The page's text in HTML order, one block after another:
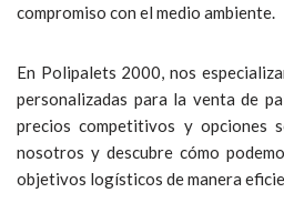
compromiso con el medio ambiente.
En Polipalets 2000, nos
personalizadas para la venta de
precios competitivos y opciones
nosotros y descubre cómo
objetivos logísticos de manera